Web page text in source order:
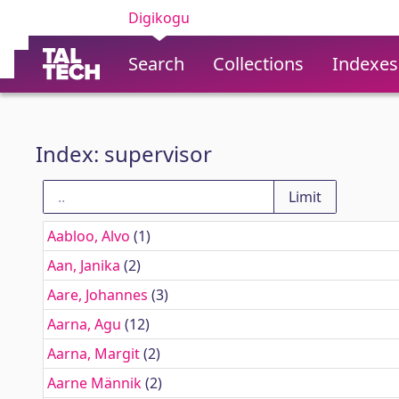
Digikogu
Search Collections Indexes
Index: supervisor
Aabloo, Alvo (1)
Aan, Janika (2)
Aare, Johannes (3)
Aarna, Agu (12)
Aarna, Margit(2)
Aarne Männik(2)